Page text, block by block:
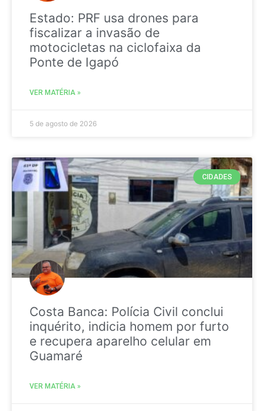
Estado: PRF usa drones para
fiscalizar a invasão de
motocicletas na ciclofaixa da
Ponte de Igapó
VER MATÉRIA »
5 de agosto de 2026
CIDADES
Costa Banca: Polícia Civil conclui
inquérito, indicia homem por furto
e recupera aparelho celular em
Guamaré
VER MATÉRIA »